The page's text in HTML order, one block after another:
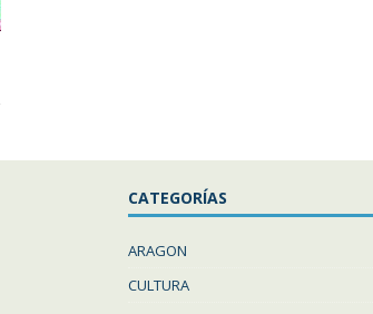
CATEGORÍAS
ARAGON
CULTURA